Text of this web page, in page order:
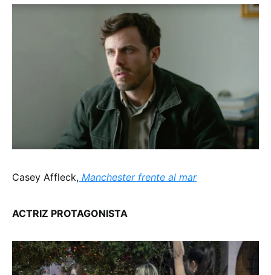
Casey Affleck, Manchester frente al mar
ACTRIZ PROTAGONISTA